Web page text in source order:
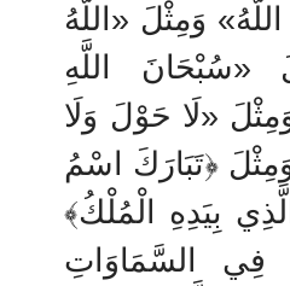
« وَمِثْلَ » اللَّهُ
»سُبْحَانَ اللَّهِ
»لَا حَوْلَ وَلَا
﴿تَبَارَكَ اسْمُ
بِيَدِهِ الْمُلْكُ﴾
فِي السَّمَاوَاتِ